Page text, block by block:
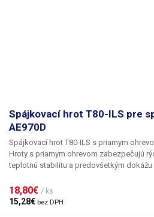
Spájkovací hrot T80-ILS pre
AE970D
Spájkovací hrot T80-ILS s priamym
Hroty s priamym ohrevom zabezpečujú
teplotnú stabilitu a predovšetkým
doskách plošných spojov, konektorov
prierezom. Telo spájkovacieho hrotu je vyrobené z nehrdzavejúcej ocele,
18,80€ / ks
15,28€ bez DPH